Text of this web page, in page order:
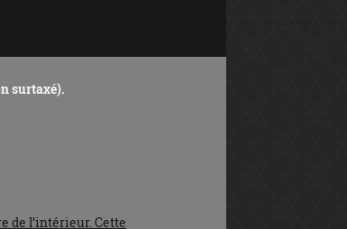
surtaxé).
de l’intérieur. Cette